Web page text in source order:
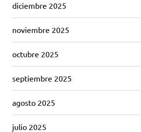
diciembre 2025
noviembre 2025
octubre 2025
septiembre 2025
agosto 2025
julio 2025